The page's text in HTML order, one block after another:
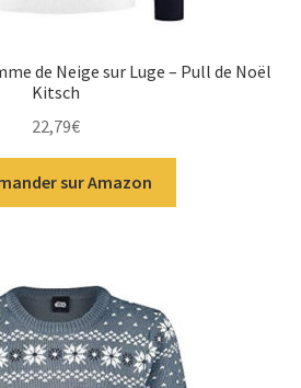
de Neige sur Luge – Pull de Noël
Kitsch
22,79€
sur Amazon